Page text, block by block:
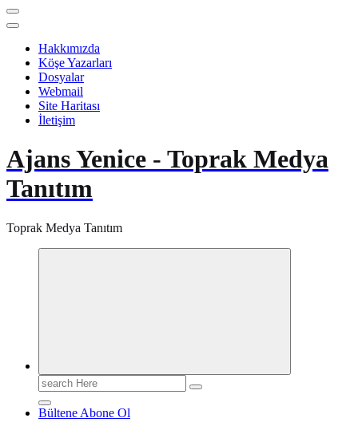
Hakkımızda
Köşe Yazarları
Dosyalar
Webmail
Site Haritası
İletişim
Ajans Yenice - Toprak Medya
Tanıtım
Toprak Medya Tanıtım
Search
for:
Bültene Abone Ol